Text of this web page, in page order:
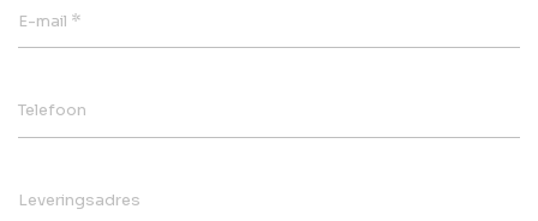
E-mail *
Telefoon
Leveringsadres